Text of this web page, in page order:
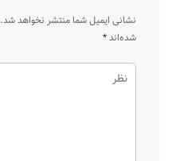
نشانی ایمیل شما منتشر نخواهد شد.
شده‌اند*